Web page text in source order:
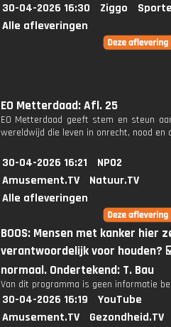
30-04-2026 16:30 Ziggo
Alle afleveringen
EO Metterdaad: Afl. 25
EO Metterdaad geeft stem en steun
wereldwijd die leven in onrecht, nood en
30-04-2026 16:21
NPO2
Amusement.TV
Natuur.TV
Alle afleveringen
BOOS: Mensen met kanker hier
verantwoordelijk voor houden?
normaal. Ondertekend: T. Bau
Van dit programma is geen informatie
30-04-2026 16:19
YouTube
Amusement.TV
Gezondheid.TV